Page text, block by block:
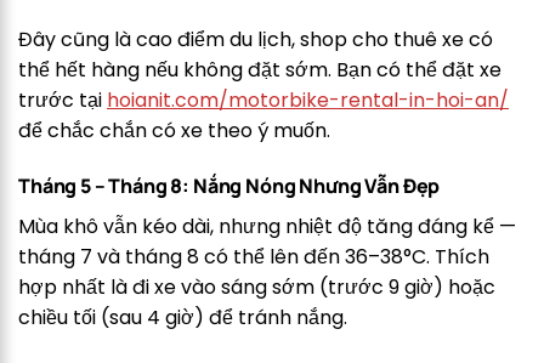
Đây cũng là cao điểm du lịch, shop cho thuê xe có
thể hết hàng nếu không đặt sớm. Bạn có thể đặt xe
trước tại hoianit.com/motorbike-rental-in-hoi-an/
để chắc chắn có xe theo ý muốn.
Tháng 5 – Tháng 8: Nắng Nóng Nhưng Vẫn Đẹp
Mùa khô vẫn kéo dài, nhưng nhiệt độ tăng đáng kể —
tháng 7 và tháng 8 có thể lên đến 36–38°C. Thích
hợp nhất là đi xe vào sáng sớm (trước 9 giờ) hoặc
chiều tối (sau 4 giờ) để tránh nắng.